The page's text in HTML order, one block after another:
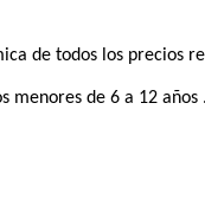
de todos los precios
de 6 a 12 años